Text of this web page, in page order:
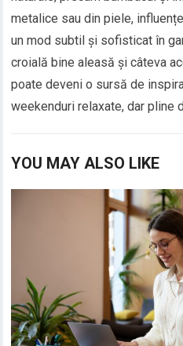
metalice sau din piele,
un mod subtil și sofisticat în
croială bine aleasă și câteva
poate deveni o sursă de
weekenduri relaxate, dar pline
YOU MAY ALSO LIKE